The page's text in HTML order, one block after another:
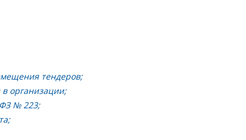
тендеров;
организации;
ФЗ № 223;